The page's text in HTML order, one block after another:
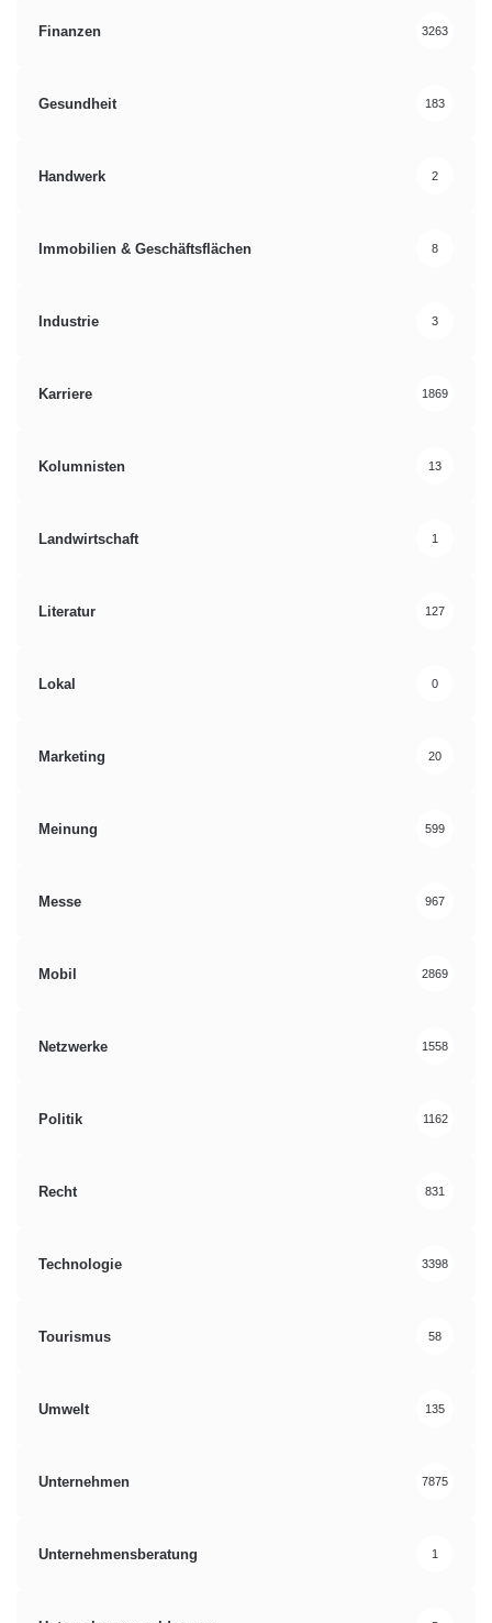
Finanzen 3263
Gesundheit 183
Handwerk 2
Immobilien & Geschäftsflächen 8
Industrie 3
Karriere 1869
Kolumnisten 13
Landwirtschaft 1
Literatur 127
Lokal 0
Marketing 20
Meinung 599
Messe 967
Mobil 2869
Netzwerke 1558
Politik 1162
Recht 831
Technologie 3398
Tourismus 58
Umwelt 135
Unternehmen 7875
Unternehmensberatung 1